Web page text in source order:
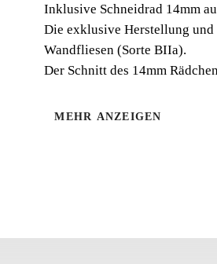
Inklusive Schneidrad 14mm
Die exklusive Herstellung und
Wandfliesen (Sorte BIIa).
Der Schnitt des 14mm
MEHR ANZEIGEN